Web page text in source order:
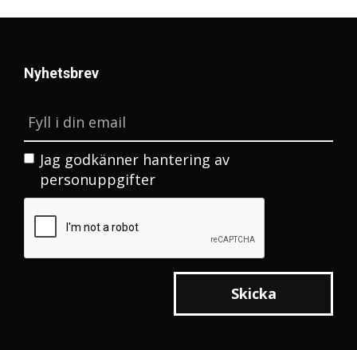
Nyhetsbrev
Jag godkänner hantering av
personuppgifter
Skicka